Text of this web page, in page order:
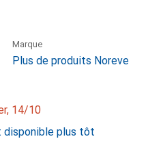
Marque
Plus de produits Noreve
14/10
disponible plus tôt